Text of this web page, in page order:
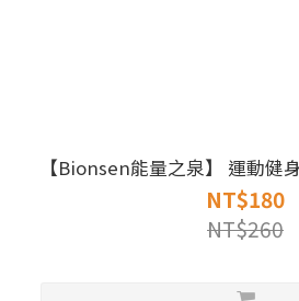
【Bionsen能量之泉】 運動健
NT$180
NT$260